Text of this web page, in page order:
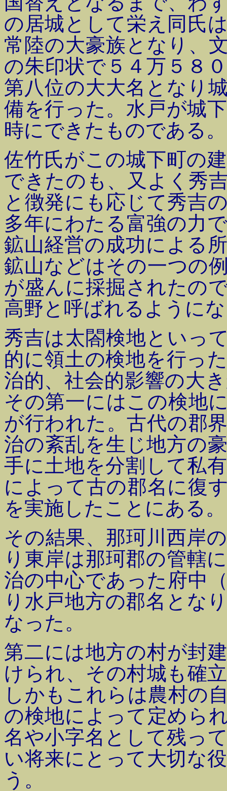
の居城として栄え同氏
常陸の大豪族となり、
の朱印状で５４万５８
第八位の大大名となり
備を行った。水戸が城
時にできたものである。
佐竹氏がこの城下町の
できたのも、又よく秀
と徴発にも応じて秀吉
多年にわたる富強の力
鉱山経営の成功による
鉱山などはその一つの
が盛んに採掘されたの
高野と呼ばれるように
秀吉は太閤検地といっ
的に領土の検地を行っ
治的、社会的影響の大
その第一にはこの検地
が行われた。古代の郡
治の紊乱を生じ地方の
手に土地を分割して私
によって古の郡名に復
を実施したことにある。
その結果、那珂川西岸
り東岸は那珂郡の管轄
治の中心であった府中
り水戸地方の郡名とな
なった。
第二には地方の村が封
けられ、その村城も確
しかもこれらは農村の
の検地によって定めら
名や小字名として残っ
い将来にとって大切な
う。